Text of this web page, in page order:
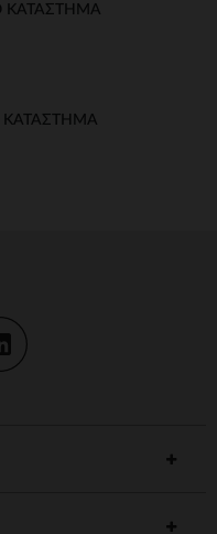
ΚΑΤΆΣΤΗΜΑ
ΚΑΤΆΣΤΗΜΑ